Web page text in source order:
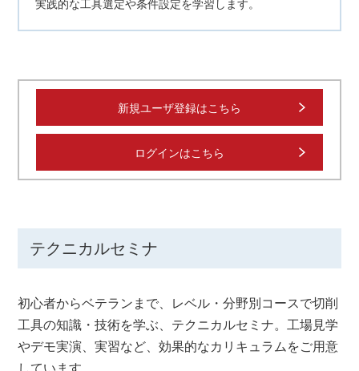
実践的な工具選定や条件設定を学習します。
新規ユーザ登録はこちら
ログインはこちら
テクニカルセミナ
初心者からベテランまで、レベル・分野別コースで切削
工具の知識・技術を学ぶ、テクニカルセミナ。工場見学
やデモ実演、実習など、効果的なカリキュラムをご用意
しています。